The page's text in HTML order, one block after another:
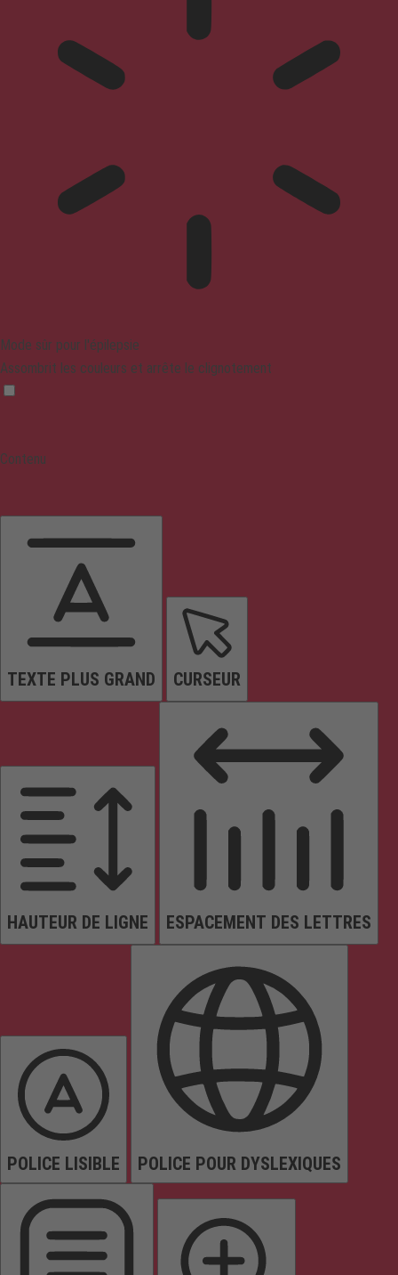
Mode sûr pour l'épilepsie
Assombrit les couleurs et arrête le clignotement
Contenu
TEXTE PLUS GRAND CURSEUR
HAUTEUR DE LIGNE ESPACEMENT DES LETTRES
POLICE LISIBLE POLICE POUR DYSLEXIQUES